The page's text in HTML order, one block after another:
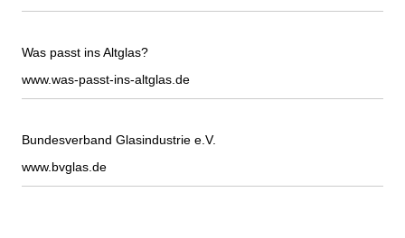
Was passt ins Altglas?
www.was-passt-ins-altglas.de
Bundesverband Glasindustrie e.V.
www.bvglas.de